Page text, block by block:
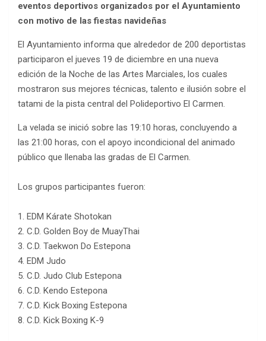
eventos deportivos organizados por el Ayuntamiento
con motivo de las fiestas navideñas
El Ayuntamiento informa que alrededor de 200 deportistas
participaron el jueves 19 de diciembre en una nueva
edición de la Noche de las Artes Marciales, los cuales
mostraron sus mejores técnicas, talento e ilusión sobre el
tatami de la pista central del Polideportivo El Carmen.
La velada se inició sobre las 19:10 horas, concluyendo a
las 21:00 horas, con el apoyo incondicional del animado
público que llenaba las gradas de El Carmen.
Los grupos participantes fueron:
1. EDM Kárate Shotokan
2. C.D. Golden Boy de MuayThai
3. C.D. Taekwon Do Estepona
4. EDM Judo
5. C.D. Judo Club Estepona
6. C.D. Kendo Estepona
7. C.D. Kick Boxing Estepona
8. C.D. Kick Boxing K-9